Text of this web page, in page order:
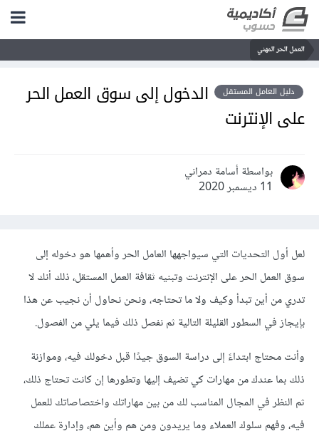
العمل الحر المهني
دليل العامل المستقل
الدخول إلى سوق العمل الحر
على الإنترنت
بواسطة أسامة دمراني
11 ديسمبر 2020
لعل أول التحديات التي سيواجهها العامل الحر وأهمها هو دخوله إلى
سوق العمل الحر على الإنترنت وتبنيه ثقافة العمل المستقل، ذلك أنك لا
تدري من أين تبدأ وكيف ولا ما تحتاجه، ونحن نحاول أن نجيب عن هذا
بإيجاز في السطور القليلة التالية ثم نفصل ذلك فيما يلي من الفصول.
وأنت محتاج ابتداءً إلى دراسة السوق جيدًا قبل دخولك فيه، وموازنة
ذلك بما عندك من مهارات كي تضيف إليها وتطورها إن كانت تحتاج ذلك،
ثم النظر في المجال المناسب لك من بين مهاراتك واختصاصاتك للعمل
فيه، وفهم سلوك العملاء وما يريدون ومن هم وأين هم، وإدارة عملك